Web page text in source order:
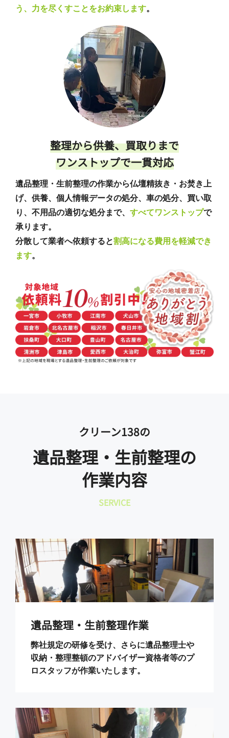
う、力を尽くすことをお約束します。
整理から供養、買取りまで
ワンストップで一貫対応
遺品整理・生前整理の作業から仏壇精抜き・お焚き上
げ、供養、個人情報データの処分、車の処分、買い取
り、不用品の適切な処分まで、 すべてワンストップで
承ります。
分散して業者へ依頼すると割高になる費用を軽減でき
ます。
クリーン138の
遺品整理・生前整理の
作業内容
SERVICE
遺品整理・生前整理作業
弊社規定の研修を受け、さらに遺品整理士や
収納・整理整頓のアドバイザー資格者等のプ
ロスタッフが作業いたします。